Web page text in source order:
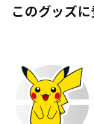
このグッズ